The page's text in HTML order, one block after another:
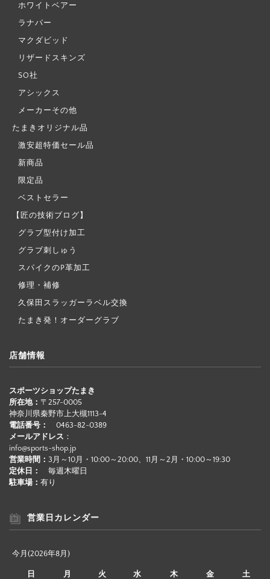
ホワイトベアー
ラナパー
マクダビッド
リザードスキンズ
SO社
アシックス
メーカーその他
たまきオリジナル品
激安超特価セール品
新商品
限定品
ベストセラー
【匠の技術ブログ】
グラブ型付け加工
グラブ刺しゅう
スパイクのP革加工
修理・補修
久保田スラッガーラベル交換
たまき発！オーダーグラブ
店舗情報
スポーツショップたまき
所在地： 〒257-0005
神奈川県秦野市上大槻1113-4
電話番号：
0463-82-0389
メールアドレス ：
info@sports-shop.jp
営業時間： 3月～10月・10:00～20:00、11月～2月・10:00～19:30
定休日：
毎週木曜日
駐車場： 有り
営業日カレンダー
今月(2026年8月)
日 月 火 水 木 金 土